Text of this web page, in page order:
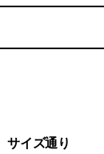
サイズ通り